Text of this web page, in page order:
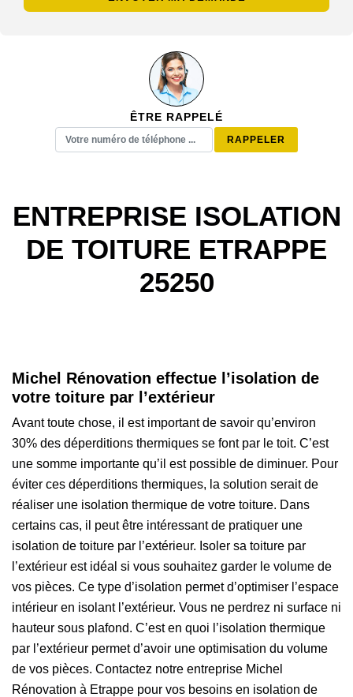
ÊTRE RAPPELÉ
ENTREPRISE ISOLATION
DE TOITURE ETRAPPE
25250
Michel Rénovation effectue l’isolation de
votre toiture par l’extérieur
Avant toute chose, il est important de savoir qu’environ
30% des déperditions thermiques se font par le toit. C’est
une somme importante qu’il est possible de diminuer. Pour
éviter ces déperditions thermiques, la solution serait de
réaliser une isolation thermique de votre toiture. Dans
certains cas, il peut être intéressant de pratiquer une
isolation de toiture par l’extérieur. Isoler sa toiture par
l’extérieur est idéal si vous souhaitez garder le volume de
vos pièces. Ce type d’isolation permet d’optimiser l’espace
intérieur en isolant l’extérieur. Vous ne perdrez ni surface ni
hauteur sous plafond. C’est en quoi l’isolation thermique
par l’extérieur permet d’avoir une optimisation du volume
de vos pièces. Contactez notre entreprise Michel
Rénovation à Etrappe pour vos besoins en isolation de